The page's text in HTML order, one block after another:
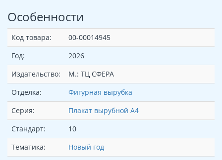
Особенности
Код товара:
00-00014945
Год:
2026
Издательство:
М.: ТЦ СФЕРА
Отделка:
Фигурная вырубка
Серия:
Плакат вырубной А4
Стандарт:
10
Тематика:
Новый год